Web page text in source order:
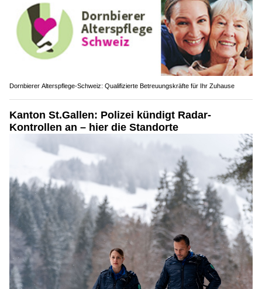
Dornbierer Alterspflege-Schweiz: Qualifizierte Betreuungskräfte für Ihr Zuhause
Kanton St.Gallen: Polizei kündigt Radar-
Kontrollen an – hier die Standorte